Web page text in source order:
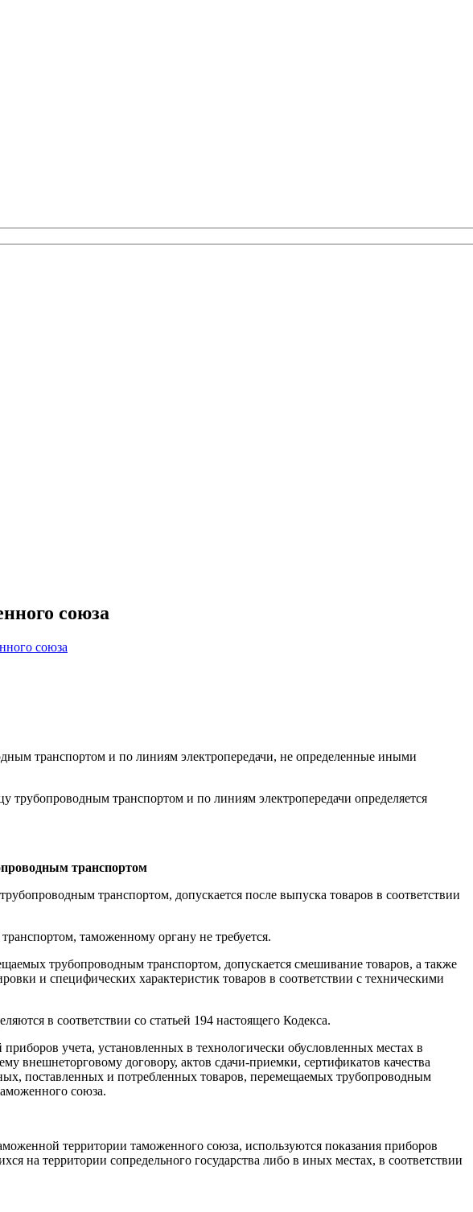
союза
союза
транспортом и по линиям электропередачи, не определенные иными
транспортом и по линиям электропередачи определяется
транспортом
транспортом, допускается после выпуска товаров в соответствии
таможенному органу не требуется.
трубопроводным транспортом, допускается смешивание товаров, а также
и специфических характеристик товаров в соответствии с техническими
в соответствии со статьей 194 настоящего Кодекса.
учета, установленных в технологически обусловленных местах в
внешнеторговому договору, актов сдачи-приемки, сертификатов качества
поставленных и потребленных товаров, перемещаемых трубопроводным
союза.
территории таможенного союза, используются показания приборов
на территории сопредельного государства либо в иных местах, в соответствии